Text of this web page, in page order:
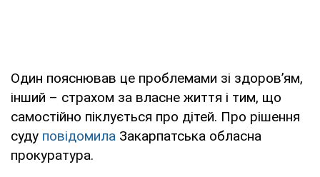
Один пояснював це проблемами зі здоров’ям,
інший – страхом за власне життя і тим, що
самостійно піклується про дітей. Про рішення
суду повідомила Закарпатська обласна
прокуратура.